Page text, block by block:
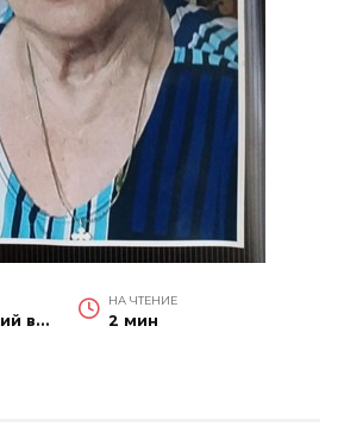
Красносулинский вестник
НА ЧТЕНИЕ
2 мин